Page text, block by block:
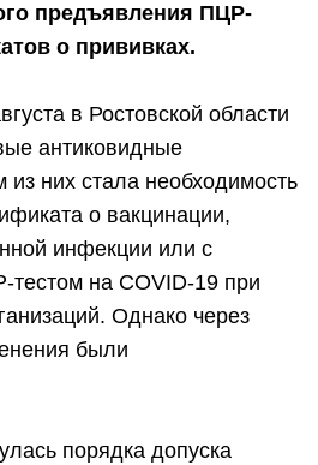
предъявления ПЦР-
о прививках.
в Ростовской области
антиковидные
них стала необходимость
о вакцинации,
инфекции или с
на COVID-19 при
Однако через
были
порядка допуска